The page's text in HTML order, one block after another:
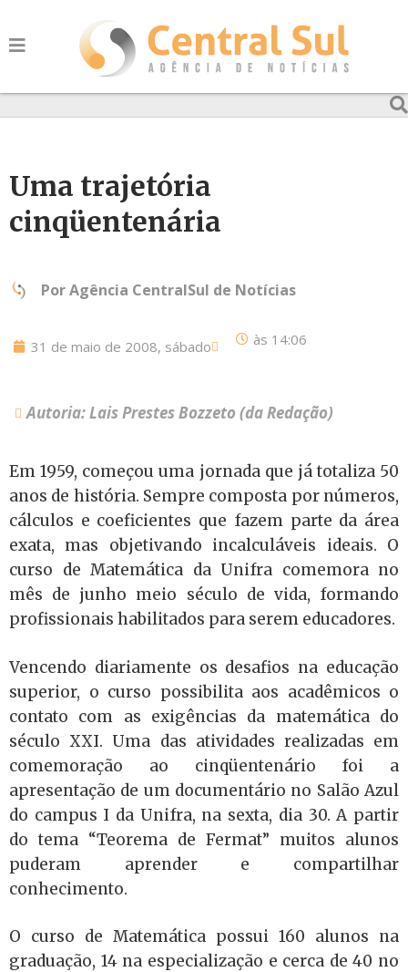
Uma trajetória
cinqüentenária
PorAgência CentralSul de Notícias
31 de maio de 2008, sábado às 14:06
Autoria: Lais Prestes Bozzeto (da Redação)
Em 1959, começou uma jornada que já totaliza 50
anos de história. Sempre composta por números,
cálculos e coeficientes que fazem parte da área
exata, mas objetivando incalculáveis ideais. O
curso de Matemática da Unifra comemora no
mês de junho meio século de vida, formando
profissionais habilitados para serem educadores.
Vencendo diariamente os desafios na educação
superior, o curso possibilita aos acadêmicos o
contato com as exigências da matemática do
século XXI. Uma das atividades realizadas em
comemoração ao cinqüentenário foi a
apresentação de um documentário no Salão Azul
do campus I da Unifra, na sexta, dia 30. A partir
do tema “Teorema de Fermat” muitos alunos
puderam aprender e compartilhar
conhecimento.
O curso de Matemática possui 160 alunos na
graduação, 14 na especialização e cerca de 40 no